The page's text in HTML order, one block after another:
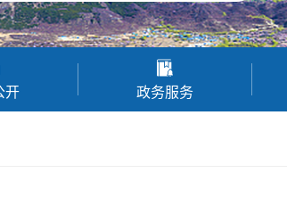
开 政务服务